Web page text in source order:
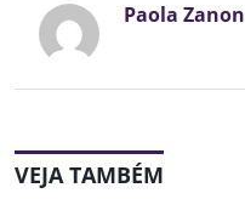
Paola Zanon
VEJA TAMBÉM